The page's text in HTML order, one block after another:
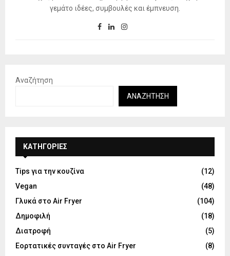
γεμάτο ιδέες, συμβουλές και έμπνευση.
Αναζήτηση
ΑΝΑΖΉΤΗΣΗ
KΑΤΗΓΟΡΊΕΣ
Tips για την κουζίνα
(12)
Vegan
(48)
Γλυκά στο Air Fryer
(104)
Δημοφιλή
(18)
Διατροφή
(5)
Εορτατικές συνταγές στο Air Fryer
(8)